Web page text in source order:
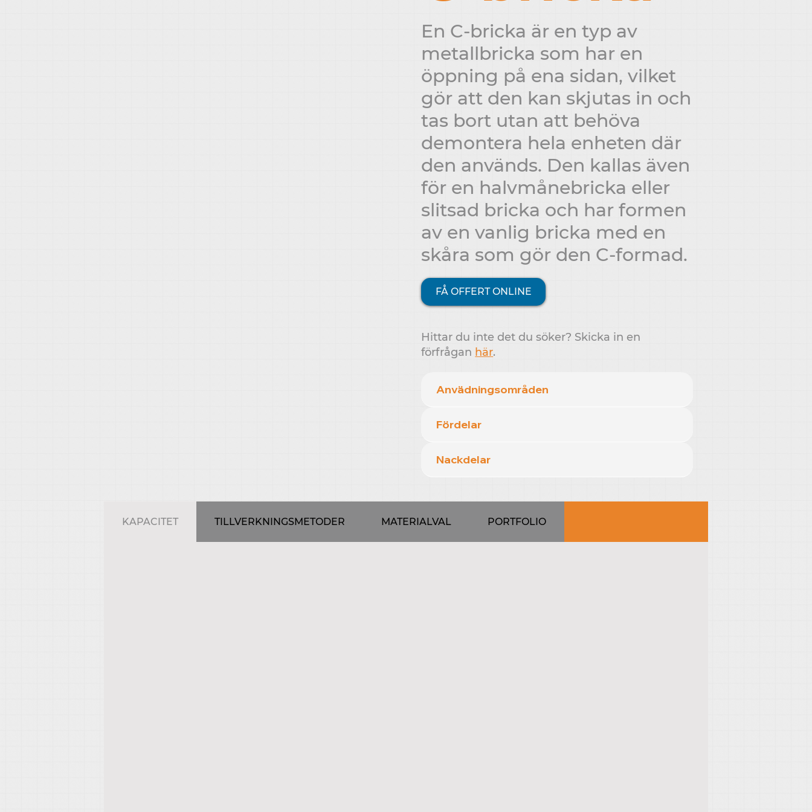
En C-bricka är en typ av
metallbricka som har en
öppning på ena sidan, vilket
gör att den kan skjutas in och
tas bort utan att behöva
demontera hela enheten där
den används. Den kallas även
för en halvmånebricka eller
slitsad bricka och har formen
av en vanlig bricka med en
skåra som gör den C-formad.
FÅ OFFERT ONLINE
Hittar du inte det du söker? Skicka in en
förfrågan här.
Anvädningsområden
Fördelar
Nackdelar
KAPACITET TILLVERKNINGSMETODER MATERIALVAL PORTFOLIO